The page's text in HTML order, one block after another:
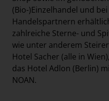
(Bio-)Einzelhandel und
Handelspartnern
zahlreiche Sterne- und
wie unter anderem
Hotel Sacher (alle in
das Hotel Adlon (Berlin)
NOAN.